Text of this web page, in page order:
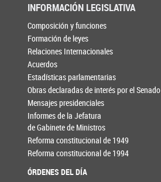
INFORMACIÓN LEGISLATIVA
Composición y funciones
Formación de leyes
Relaciones Internacionales
Acuerdos
Estadísticas parlamentarias
Obras declaradas de interés por el Senado
Mensajes presidenciales
Informes de la Jefatura
de Gabinete de Ministros
Reforma constitucional de 1949
Reforma constitucional de 1994
ÓRDENES DEL DÍA